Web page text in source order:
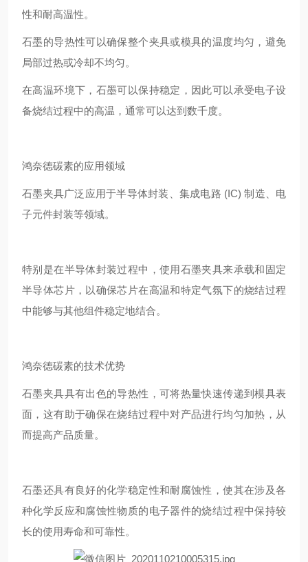
性和耐高温性。
石墨的导热性可以确保整个夹具或模具的温度均匀，避免
局部过热或冷却不均匀。
在高温环境下，石墨可以保持稳定，因此可以承受电子设
备烧结过程中的高温，通常可以达到数千度。
鸿奈德碳素的应用领域
石墨夹具广泛应用于半导体封装、集成电路 (IC) 制造、电
子元件封装等领域。
特别是在半导体封装过程中，使用石墨夹具来承载和固定
半导体芯片，以确保芯片在高温和特定气氛下的烧结过程
中能够与其他组件稳定地结合。
鸿奈德碳素的技术优势
石墨夹具具有出色的导热性，可将热量快速传递到模具表
面，这有助于确保在烧结过程中对产品进行均匀加热，从
而提高产品质量。
石墨还具有良好的化学稳定性和耐腐蚀性，使其在涉及各
种化学反应和腐蚀性物质的电子器件的烧结过程中保持较
长的使用寿命和可靠性。